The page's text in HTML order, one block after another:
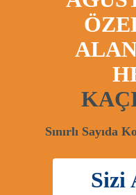
Sınırlı Sayıda
Sizi